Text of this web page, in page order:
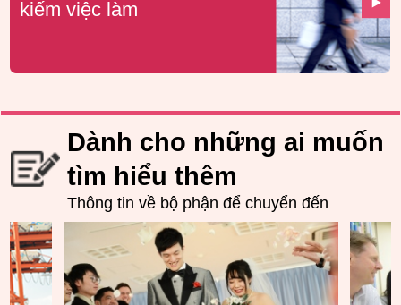
kiếm việc làm
Dành cho những ai muốn
tìm hiểu thêm
Thông tin về bộ phận để chuyển đến